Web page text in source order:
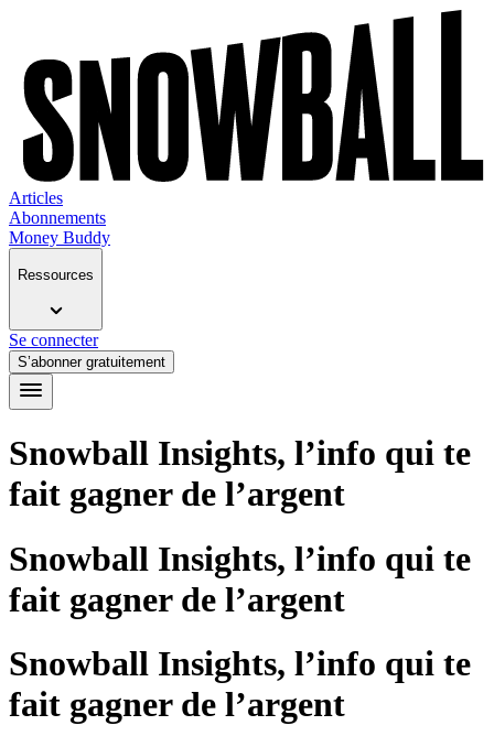
Articles
Abonnements
Money Buddy
Ressources
Se connecter
S’abonner gratuitement
Snowball Insights, l’info qui te
fait gagner de l’argent
Snowball Insights, l’info qui te
fait gagner de l’argent
Snowball Insights, l’info qui te
fait gagner de l’argent